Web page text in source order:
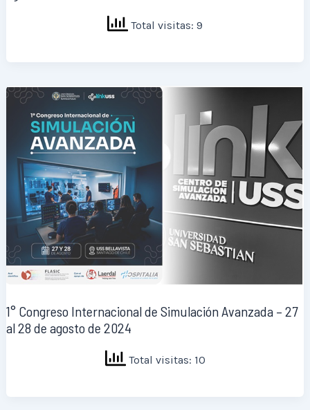
Total visitas: 9
1° Congreso Internacional de Simulación Avanzada – 27
al 28 de agosto de 2024
Total visitas: 10